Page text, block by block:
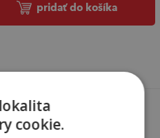
pridať do košíka
cookie.